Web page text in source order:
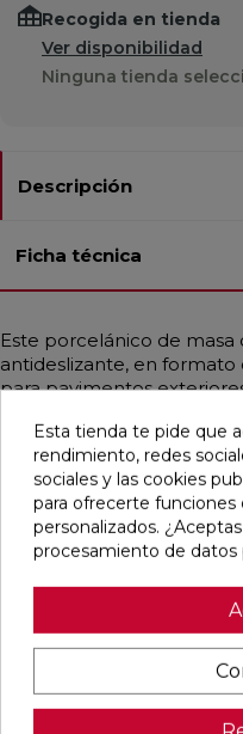
Recogida en tienda
Ver disponibilidad
Ninguna tienda
Descripción
Ficha técnica
Este porcelánico de
antideslizante, en formato
para pavimentos
hace muy duradero.
Con un estilo
industriales y
piedra en un elegante
Pensamos
Esta tienda te pide que
rendimiento, redes
sociales y las cookies
para ofrecerte funciones
personalizados.
procesamiento de datos